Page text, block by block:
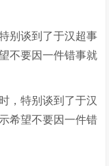
别谈到了于汉超事
不要因一件错事就
特别谈到了于汉
希望不要因一件错